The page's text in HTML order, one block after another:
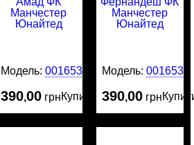
Модель:0016532
390,00 грнКупити
Модель: 0016530
390,00 грн